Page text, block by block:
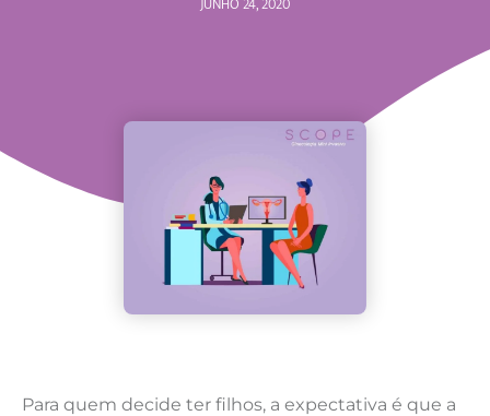
Para quem decide ter filhos, a expectativa é que a